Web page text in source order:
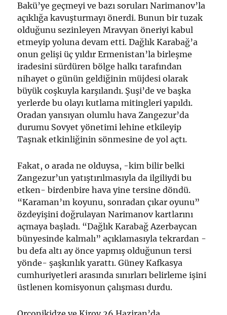
Bakü’ye geçmeyi ve bazı soruları Narimanov’la
açıklığa kavuşturmayı önerdi. Bunun bir tuzak
olduğunu sezinleyen Mravyan öneriyi kabul
etmeyip yoluna devam etti. Dağlık Karabağ’a
onun gelişi üç yıldır Ermenistan’la birleşme
iradesini sürdüren bölge halkı tarafından
nihayet o günün geldiğinin müjdesi olarak
büyük coşkuyla karşılandı. Şuşi’de ve başka
yerlerde bu olayı kutlama mitingleri yapıldı.
Oradan yansıyan olumlu hava Zangezur’da
durumu Sovyet yönetimi lehine etkileyip
Taşnak etkinliğinin sönmesine de yol açtı.
Fakat, o arada ne olduysa, -kim bilir belki
Zangezur’un yatıştırılmasıyla da ilgiliydi bu
etken- birdenbire hava yine tersine döndü.
“Karaman’ın koyunu, sonradan çıkar oyunu”
özdeyişini doğrulayan Narimanov kartlarını
açmaya başladı. “Dağlık Karabağ Azerbaycan
bünyesinde kalmalı” açıklamasıyla tekrardan -
bu defa altı ay önce yapmış olduğunun tersi
yönde- şaşkınlık yarattı. Güney Kafkasya
cumhuriyetleri arasında sınırları belirleme işini
üstlenen komisyonun çalışması durdu.